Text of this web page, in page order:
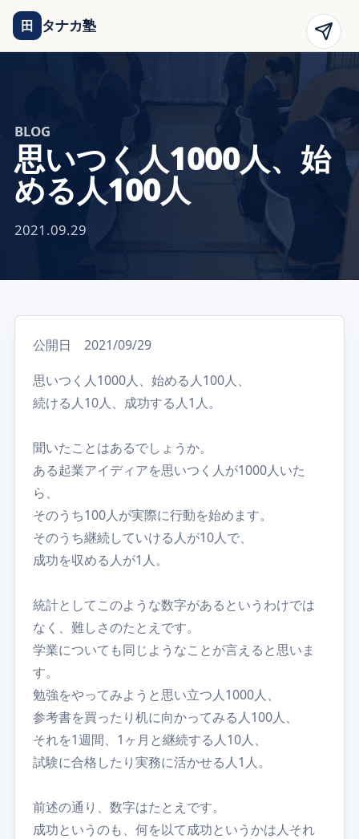
田 タナカ塾
BLOG
思いつく人1000人、始
める人100人
2021.09.29
公開日 2021/09/29
思いつく人1000人、始める人100人、
続ける人10人、成功する人1人。
聞いたことはあるでしょうか。
ある起業アイディアを思いつく人が1000人いた
ら、
そのうち100人が実際に行動を始めます。
そのうち継続していける人が10人で、
成功を収める人が1人。
統計としてこのような数字があるというわけでは
なく、難しさのたとえです。
学業についても同じようなことが言えると思いま
す。
勉強をやってみようと思い立つ人1000人、
参考書を買ったり机に向かってみる人100人、
それを1週間、1ヶ月と継続する人10人、
試験に合格したり実務に活かせる人1人。
前述の通り、数字はたとえです。
成功というのも、何を以て成功というかは人それ